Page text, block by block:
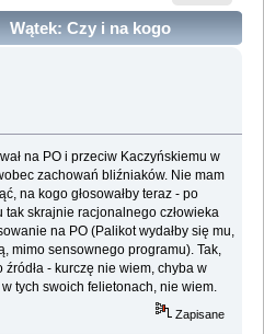
Wątek: Czy i na kogo
(Przeczytany 647157 razy)
na PO i przeciw Kaczyńskiemu w
zachowań bliźniaków. Nie mam
na kogo głosowałby teraz - po
skrajnie racjonalnego człowieka
na PO (Palikot wydałby się mu,
mimo sensownego programu). Tak,
- kurczę nie wiem, chyba w
tych swoich felietonach, nie wiem.
Zapisane